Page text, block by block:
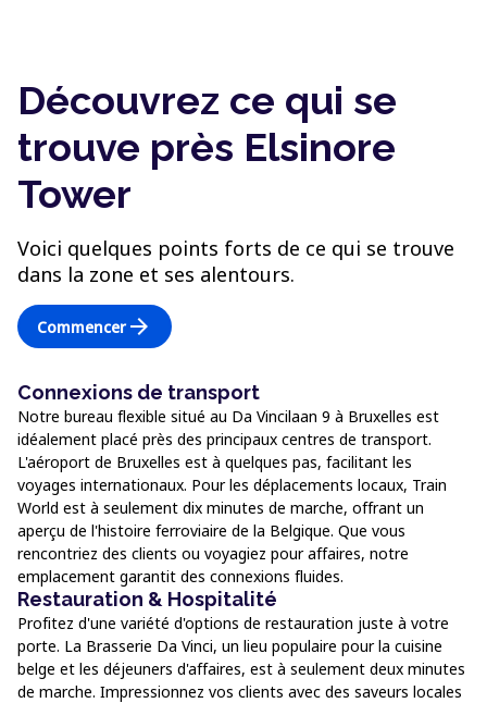
Découvrez ce qui se
trouve près Elsinore
Tower
Voici quelques points forts de ce qui se trouve
dans la zone et ses alentours.
Commencerarrow_forward
Connexions de transport
Notre bureau flexible situé au Da Vincilaan 9 à Bruxelles est
idéalement placé près des principaux centres de transport.
L'aéroport de Bruxelles est à quelques pas, facilitant les
voyages internationaux. Pour les déplacements locaux, Train
World est à seulement dix minutes de marche, offrant un
aperçu de l'histoire ferroviaire de la Belgique. Que vous
rencontriez des clients ou voyagiez pour affaires, notre
emplacement garantit des connexions fluides.
Restauration & Hospitalité
Profitez d'une variété d'options de restauration juste à votre
porte. La Brasserie Da Vinci, un lieu populaire pour la cuisine
belge et les déjeuners d'affaires, est à seulement deux minutes
de marche. Impressionnez vos clients avec des saveurs locales